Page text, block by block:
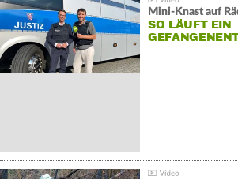
Mini-Knast auf
SO LÄUFT EIN